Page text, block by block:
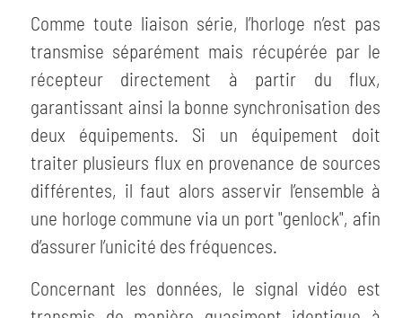
Comme toute liaison série, l’horloge n’est pas
transmise séparément mais récupérée par le
récepteur directement à partir du flux,
garantissant ainsi la bonne synchronisation des
deux équipements. Si un équipement doit
traiter plusieurs flux en provenance de sources
différentes, il faut alors asservir l’ensemble à
une horloge commune via un port "genlock", afin
d’assurer l’unicité des fréquences.
Concernant les données, le signal vidéo est